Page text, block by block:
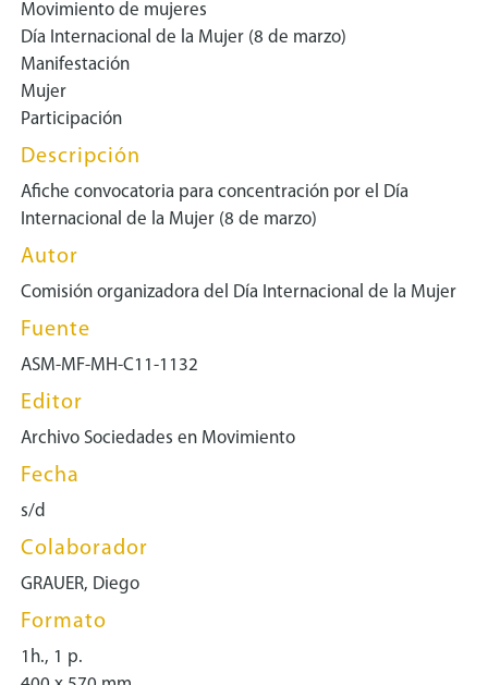
Movimiento de mujeres
Día Internacional de la Mujer (8 de marzo)
Manifestación
Mujer
Participación
Descripción
Afiche convocatoria para concentración por el Día
Internacional de la Mujer (8 de marzo)
Autor
Comisión organizadora del Día Internacional de la Mujer
Fuente
ASM-MF-MH-C11-1132
Editor
Archivo Sociedades en Movimiento
Fecha
s/d
Colaborador
GRAUER, Diego
Formato
1h., 1 p.